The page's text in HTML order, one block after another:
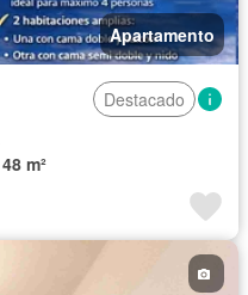
Apartamento
Destacado
48 m²